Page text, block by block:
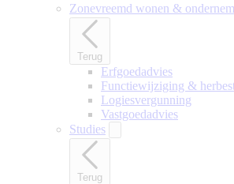
Zonevreemd wonen &
Terug
Erfgoedadvies
Functiewijziging &
Logiesvergunning
Vastgoedadvies
Studies
Terug